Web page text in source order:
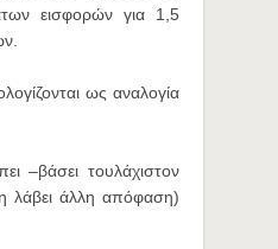
εισφορών για 1,5
ως αναλογία
–βάσει τουλάχιστον
λάβει άλλη απόφαση)